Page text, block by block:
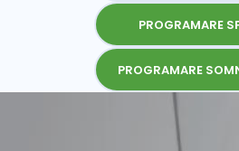
PROGRAMARE
PROGRAMARE